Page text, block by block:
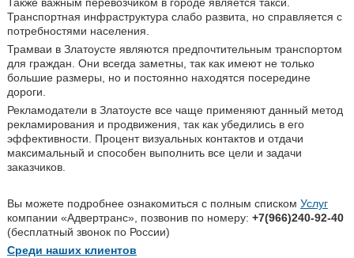
Транспортная инфраструктура слабо развита, но справляется с
потребностями населения.
Трамваи в Златоусте являются предпочтительным транспортом
для граждан. Они всегда заметны, так как имеют не только
большие размеры, но и постоянно находятся посередине
дороги.
Рекламодатели в Златоусте все чаще применяют данный метод
рекламирования и продвижения, так как убедились в его
эффективности. Процент визуальных контактов и отдачи
максимальный и способен выполнить все цели и задачи
заказчиков.
Вы можете подробнее ознакомиться с полным списком Услуг
компании «Адвертранс», позвонив по номеру: +7(966)240-92-40
(бесплатный звонок по России)
Среди наших клиентов